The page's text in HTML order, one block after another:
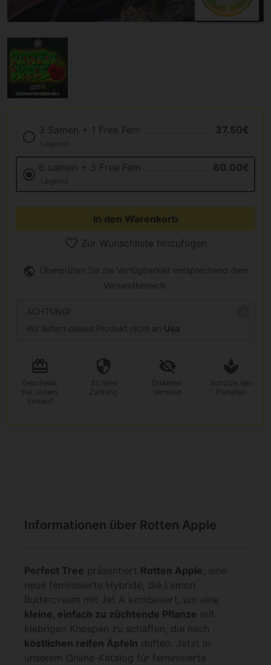
3 Samen + 1 Free Fem 37.50€
Lagernd
6 samen + 3 Free Fem 60.00€
Lagernd
In den Warenkorb
Zur Wunschliste hinzufügen
Überprüfen Sie die Verfügbarkeit entsprechend dem
Versandbereich.
ACHTUNG!
Wir liefern dieses Produkt nicht an Usa
Geschenk
Bei Jedem
Einkauf
Sichere
Zahlung
Diskreter
Versand
Schütze den
Planeten
Informationen über Rotten Apple
Perfect Tree präsentiert Rotten Apple, eine
neue feminisierte Hybride, die Lemon
Buttercream mit Jet A kombiniert, um eine
kleine, einfach zu züchtende Pflanze mit
klebrigen Knospen zu schaffen, die nach
köstlichen reifen Äpfeln duften. Jetzt in
unserem Online-Katalog für feminisierte